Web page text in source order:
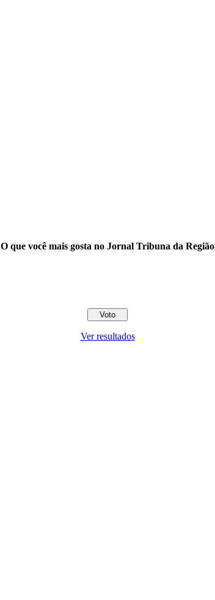
O que você mais gosta no Jornal Tribuna da Região
Ver resultados